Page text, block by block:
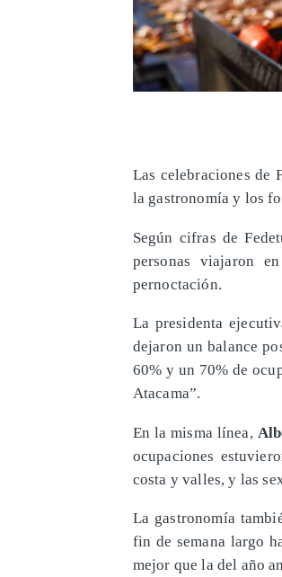
Las celebraciones de
la gastronomía y los
Según cifras de
personas viajaron
pernoctación.
La presidenta
dejaron un balance
60% y un 70% de
Atacama”.
En la misma línea,
ocupaciones
costa y valles, y las
La gastronomía
fin de semana largo
mejor que la del año